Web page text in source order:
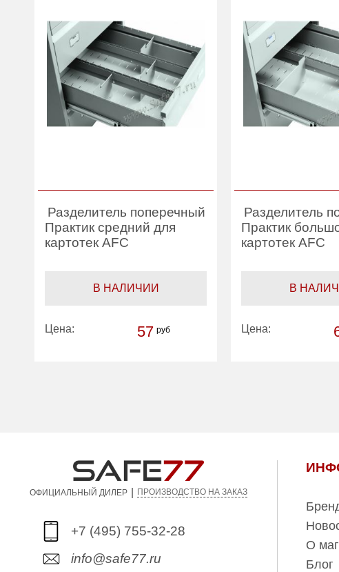
Разделитель поперечный
Практик средний для
картотек AFC
В НАЛИЧИИ
Цена: 57 руб
Разделитель
Практик
картотек AFC
В
Цена:
ОФИЦИАЛЬНЫЙ ДИЛЕР | ПРОИЗВОДСТВО НА ЗАКАЗ
+7 (495) 755-32-28
info@safe77.ru
О
Блог